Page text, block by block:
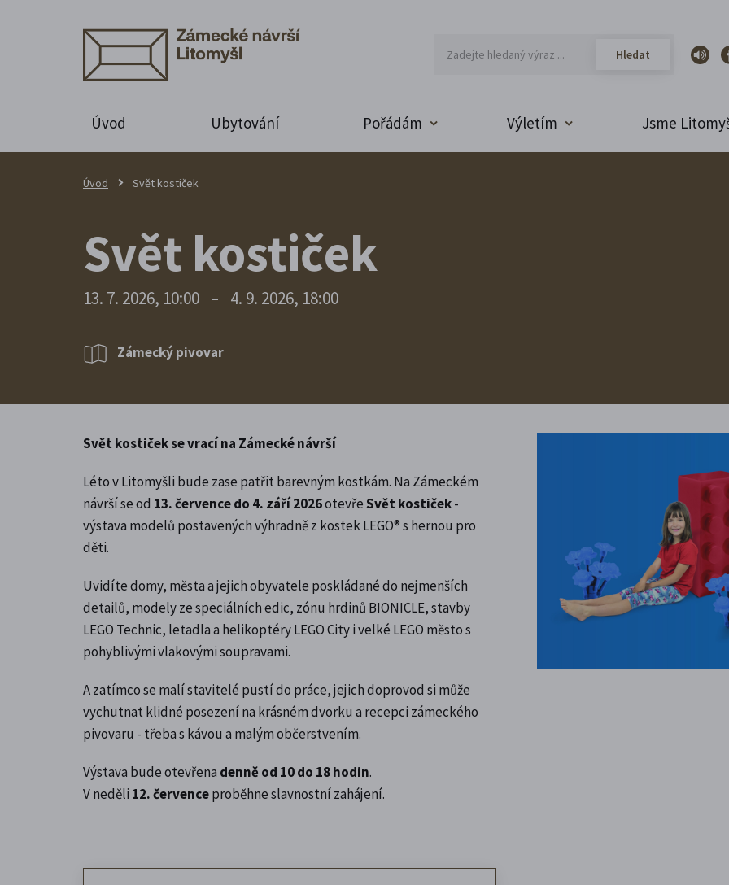
Úvod Ubytování Pořádám Výletím Jsme
Úvod Svět kostiček
Svět kostiček
13. 7. 2026, 10:00 – 4. 9. 2026, 18:00
Zámecký pivovar
Svět kostiček se vrací na Zámecké návrší
Léto v Litomyšli bude zase patřit barevným kostkám. Na Zámeckém
návrší se od 13. července do 4. září 2026otevřeSvět kostiček-
výstava modelů postavených výhradně z kostek LEGO® s hernou pro
děti.
Uvidíte domy, města a jejich obyvatele poskládané do nejmenších
detailů, modely ze speciálních edic, zónu hrdinů BIONICLE, stavby
LEGO Technic, letadla a helikoptéry LEGO City i velké LEGO město s
pohyblivými vlakovými soupravami.
A zatímco se malí stavitelé pustí do práce, jejich doprovod si může
vychutnat klidné posezení na krásném dvorku a recepci zámeckého
pivovaru - třeba s kávou a malým občerstvením.
Výstava bude otevřena denně od 10 do 18 hodin.
V neděli 12. červenceproběhne slavnostní zahájení.